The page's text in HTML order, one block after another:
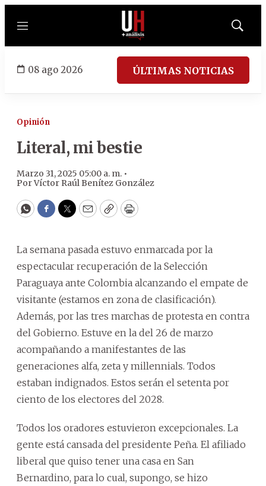
Menú
Mostrar
08 ago 2026 ÚLTIMAS NOTICIAS
Opinión
Literal, mi bestie
Marzo 31, 2025 05:00 a. m. •
PorVíctor Raúl Benítez González
WhatsApp
Facebook
Twitter
EmailCopyPrint
La semana pasada estuvo enmarcada por la
espectacular recuperación de la Selección
Paraguaya ante Colombia alcanzando el empate de
visitante (estamos en zona de clasificación).
Además, por las tres marchas de protesta en contra
del Gobierno. Estuve en la del 26 de marzo
acompañando a manifestantes de las
generaciones alfa, zeta y millennials. Todos
estaban indignados. Estos serán el setenta por
ciento de los electores del 2028.
Todos los oradores estuvieron excepcionales. La
gente está cansada del presidente Peña. El afiliado
liberal que quiso tener una casa en San
Bernardino, para lo cual, supongo, se hizo